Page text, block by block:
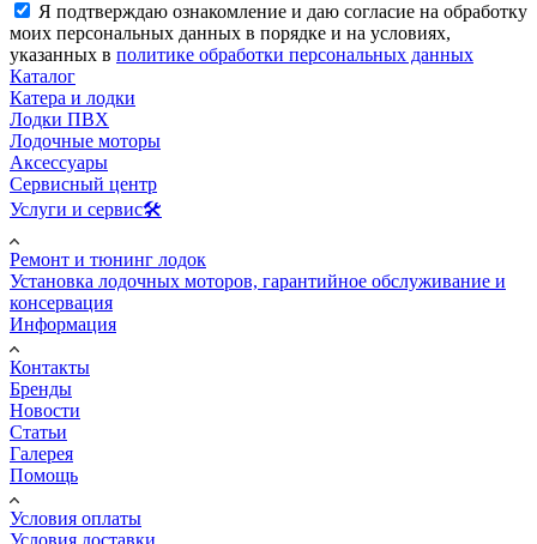
Я подтверждаю ознакомление и даю согласие на обработку
моих персональных данных в порядке и на условиях,
указанных в политике обработки персональных данных
Каталог
Катера и лодки
Лодки ПВХ
Лодочные моторы
Аксессуары
Сервисный центр
Услуги и сервис🛠️
Ремонт и тюнинг лодок
Установка лодочных моторов, гарантийное обслуживание и
консервация
Информация
Контакты
Бренды
Новости
Статьи
Галерея
Помощь
Условия оплаты